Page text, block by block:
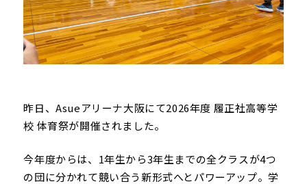
昨日、Asueアリーナ大阪にて2026年度 履正社高等学
校 体育祭が開催されました。
今年度からは、1年生から3年生までの全クラスが4つ
の団に分かれて競い合う新形式へとパワーアップ。学